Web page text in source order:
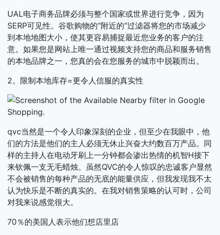
UAL电子商务品牌必须与整个国家或世界进行竞争，因为
SERP可见性。谷歌购物的“附近的”过滤器将您的市场减少
到本地地图大小，使其更容易捕捉最近您业务的客户的注
意。如果您是网站上唯一通过视频支持您的商品和服务销售
的本地品牌之一，您真的会在您服务的城市中脱颖而出。
2。限制本地库存=更令人信服的真实性
qvc当然是一个令人印象深刻的企业，但至少在我眼中，他
们的方法是他们的主人必须无休止兴奋大约数百万产品。同
样的主持人在电动牙刷上一分钟都会渗出热情的机智H接下
来钦佩一支无毛蜡烛。虽然QVC的令人惊叹的忠诚客户显然
不会被销售的每种产品的无底的能量供应，但我发现我不太
认为快乐是不断的真实的。在我对销售策略的认可时，公司
对我来说感觉很大。
70％的美国人表示他们想店里店